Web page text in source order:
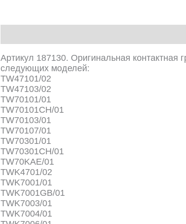
Артикул 187130. Оригинальная контактная
следующих моделей:
TW47101/02
TW47103/02
TW70101/01
TW70101CH/01
TW70103/01
TW70107/01
TW70301/01
TW70301CH/01
TW70KAE/01
TWK4701/02
TWK7001/01
TWK7001GB/01
TWK7003/01
TWK7004/01